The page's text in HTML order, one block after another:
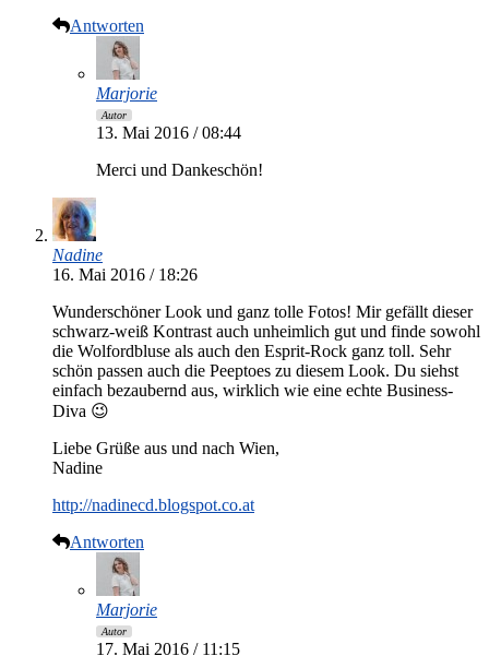
Antworten
Marjorie
Autor
13. Mai 2016 / 08:44
Merci und Dankeschön!
Nadine
16. Mai 2016 / 18:26
Wunderschöner Look und ganz tolle Fotos! Mir gefällt dieser
schwarz-weiß Kontrast auch unheimlich gut und finde sowohl
die Wolfordbluse als auch den Esprit-Rock ganz toll. Sehr
schön passen auch die Peeptoes zu diesem Look. Du siehst
einfach bezaubernd aus, wirklich wie eine echte Business-
Diva 😉
Liebe Grüße aus und nach Wien,
Nadine
http://nadinecd.blogspot.co.at
Antworten
Marjorie
Autor
17. Mai 2016 / 11:15